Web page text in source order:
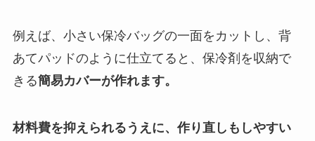
例えば、小さい保冷バッグの一面をカットし、背
あてパッドのように仕立てると、保冷剤を収納で
きる簡易カバーが作れます。
材料費を抑えられるうえに、作り直しもしやすい